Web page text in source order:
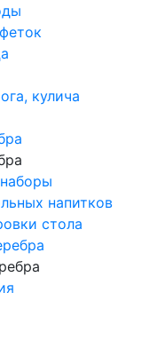
кулича
напитков
стола